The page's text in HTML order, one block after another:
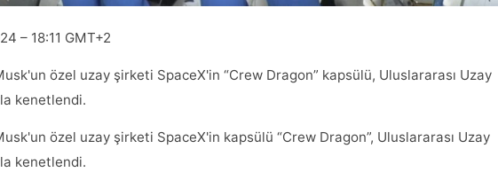
– 18:11 GMT+2
özel uzay şirketi SpaceX'in “Crew Dragon” kapsülü, Uluslararası Uzay
kenetlendi.
özel uzay şirketi SpaceX'in kapsülü “Crew Dragon”, Uluslararası Uzay
kenetlendi.